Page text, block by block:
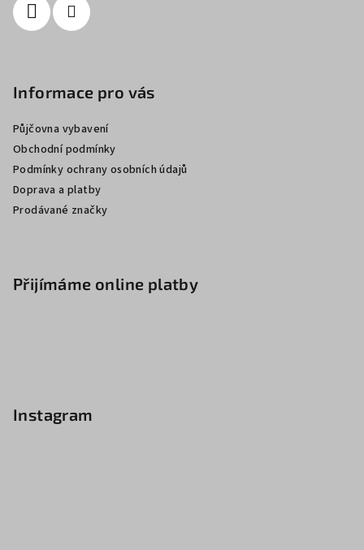
Informace pro vás
Půjčovna vybavení
Obchodní podmínky
Podmínky ochrany osobních údajů
Doprava a platby
Prodávané značky
Přijímáme online platby
Instagram